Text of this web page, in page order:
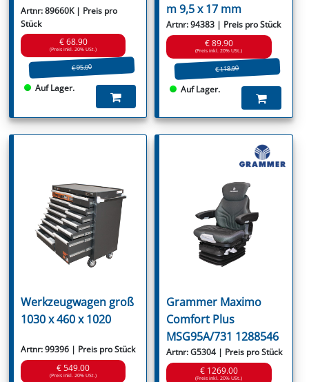
Artnr: 89660K | Preis pro
Stück
€ 68.90
(Preis inkl. 20% USt.)
€ 95.00
Auf Lager.
m 9,5 x 17 mm
Artnr: 94383 | Preis pro Stück
€ 89.90
(Preis inkl. 20% USt.)
€ 118.90
Auf Lager.
Werkzeugwagen groß
1030 x 460 x 1020
Artnr: 99396 | Preis pro Stück
€ 549.00
(Preis inkl. 20% USt.)
Grammer Maximo
Comfort Plus
MSG95A/731 1288546
Artnr: G5304 | Preis pro Stück
€ 1269.00
(Preis inkl. 20% USt.)